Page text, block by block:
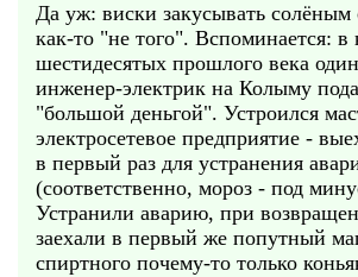
Да уж: виски закусывать
как-то "не того". Вспоминается: в
шестидесятых прошлого века
инженер-электрик на Колыму
"большой деньгой". Устроился
электросетевое предприятие -
в первый раз для устранения
(соответственно, мороз - под
Устранили аварию, при
заехали в первый же попутный
спиртного почему-то только